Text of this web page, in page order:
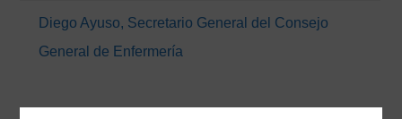
Diego Ayuso, Secretario General del Consejo
General de Enfermería